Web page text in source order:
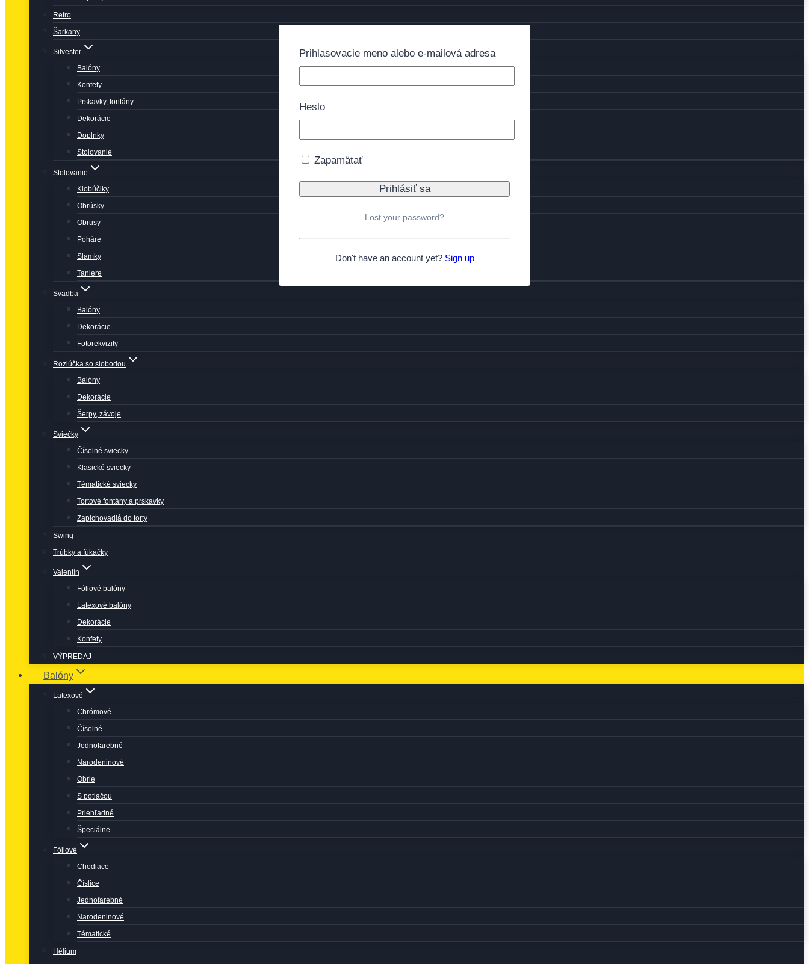
Retro
Šarkany
Silvester
Balóny
Konfety
Prskavky, fontány
Dekorácie
Doplnky
Stolovanie
Stolovanie
Klobúčiky
Obrúsky
Obrusy
Poháre
Slamky
Taniere
Svadba
Balóny
Dekorácie
Fotorekvizity
Rozlúčka so slobodou
Balóny
Dekorácie
Šerpy, závoje
Sviečky
Číselné sviecky
Klasické sviecky
Tématické sviecky
Tortové fontány a prskavky
Zapichovadlá do torty
Swing
Trúbky a fúkačky
Valentín
Fóliové balóny
Latexové balóny
Dekorácie
Konfety
VÝPREDAJ
Balóny
Latexové
Chrómové
Číselné
Jednofarebné
Narodeninové
Obrie
S potlačou
Priehľadné
Špeciálne
Fóliové
Chodiace
Číslice
Jednofarebné
Narodeninové
Tématické
Hélium
Prihlasovacie meno alebo e-mailová adresa
Heslo
Zapamätať
Lost your password?
Don't have an account yet? Sign up